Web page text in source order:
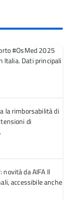
#OsMed 2025
Italia. Dati principali
la rimborsabilità di
di
novità da AIFA Il
accessibile anche